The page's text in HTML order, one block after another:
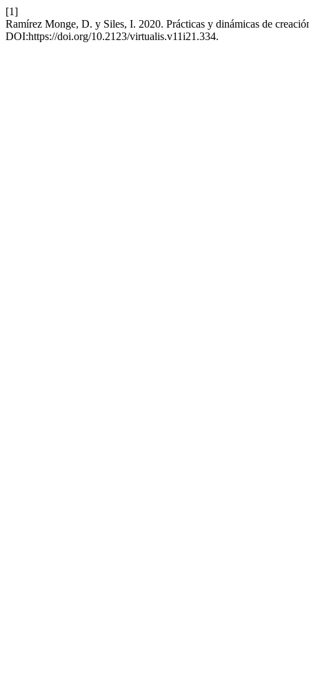
[1]
Ramírez Monge, D. y Siles, I. 2020. Prácticas y dinámicas de
DOI:https://doi.org/10.2123/virtualis.v11i21.334.